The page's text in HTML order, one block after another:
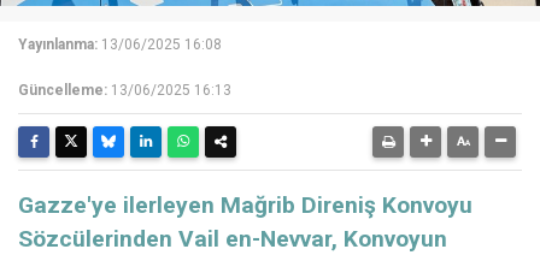
Yayınlanma: 13/06/2025 16:08
Güncelleme: 13/06/2025 16:13
Gazze'ye ilerleyen Mağrib Direniş Konvoyu
Sözcülerinden Vail en-Nevvar, Konvoyun